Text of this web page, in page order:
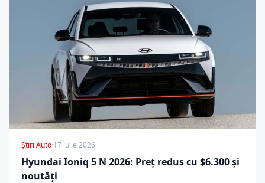
Știri Auto·17 iulie 2026
Hyundai Ioniq 5 N 2026: Preț redus cu $6.300 și
noutăți